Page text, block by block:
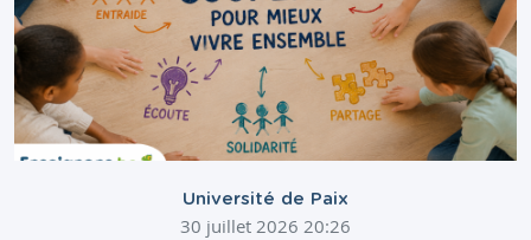
Université de Paix
30 juillet 2026 20:26